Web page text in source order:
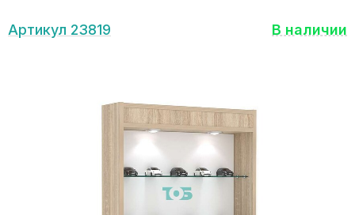
Артикул 23819 В наличии